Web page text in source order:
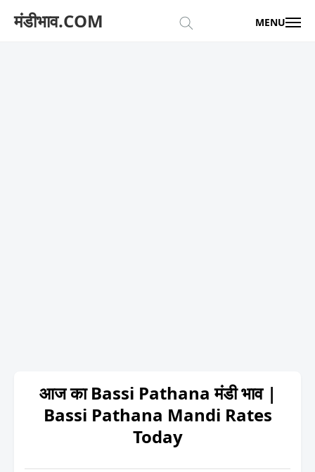
मंडीभाव.COM MENU
आज का Bassi Pathana मंडी भाव |
Bassi Pathana Mandi Rates
Today